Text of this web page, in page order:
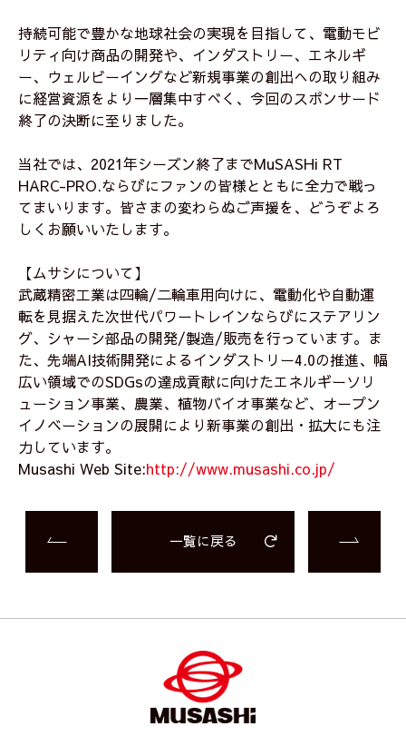
持続可能で豊かな地球社会の実現を目指して、電動モビ
リティ向け商品の開発や、インダストリー、エネルギ
ー、ウェルビーイングなど新規事業の創出への取り組み
に経営資源をより一層集中すべく、今回のスポンサード
終了の決断に至りました。
当社では、2021年シーズン終了までMuSASHi RT
HARC-PRO.ならびにファンの皆様とともに全力で戦っ
てまいります。皆さまの変わらぬご声援を、どうぞよろ
しくお願いいたします。
【ムサシについて】
武蔵精密工業は四輪/二輪車用向けに、電動化や自動運
転を見据えた次世代パワートレインならびにステアリン
グ、シャーシ部品の開発/製造/販売を行っています。ま
た、先端AI技術開発によるインダストリー4.0の推進、幅
広い領域でのSDGsの達成貢献に向けたエネルギーソリ
ューション事業、農業、植物バイオ事業など、オープン
イノベーションの展開により新事業の創出・拡大にも注
力しています。
Musashi Web Site:http://www.musashi.co.jp/
一覧に戻る